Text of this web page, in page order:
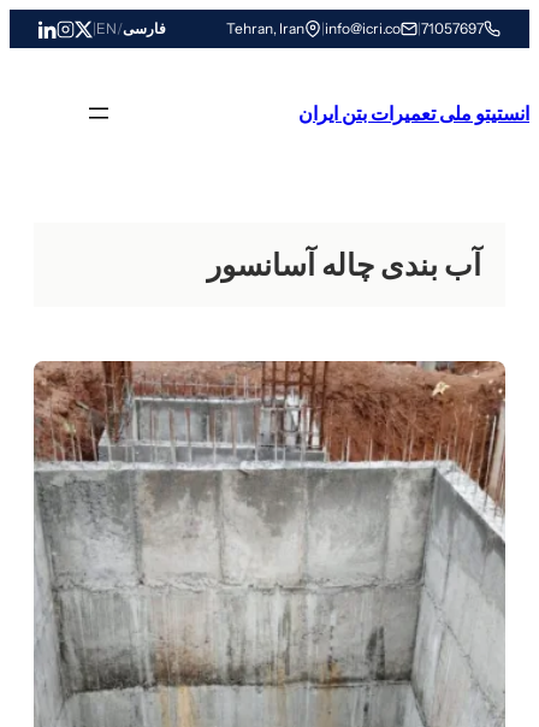
به
71057697
|
info@icri.co
|
Tehran, Iran فارسی/
EN
|
انستیتو ملی تعمیرات بتن ایران
آب بندی چاله آسانسور